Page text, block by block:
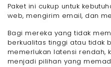
Paket ini cukup untuk
web, mengirim email, dan
Bagi mereka yang tidak
berkualitas tinggi atau tidak
memerlukan latensi rendah,
menjadi pilihan yang